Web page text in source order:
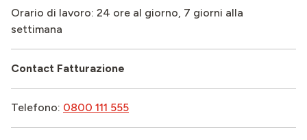
Orario di lavoro: 24 ore al giorno, 7 giorni alla
settimana
Contact Fatturazione
Telefono: 0800 111 555